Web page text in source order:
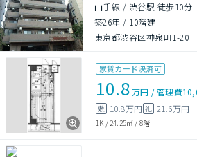
山手線 / 渋谷駅 徒歩10分
築26年 / 10階建
東京都渋谷区神泉町1-20
家賃カード決済可
10.8万円 /管理費
敷 10.8万円 礼 21.6万円
1K /24.25㎡ / 8階